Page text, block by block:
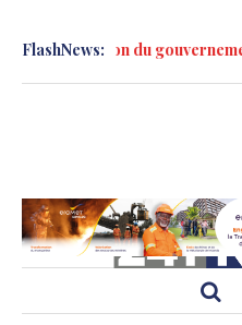
FlashNews:du gouvernement,